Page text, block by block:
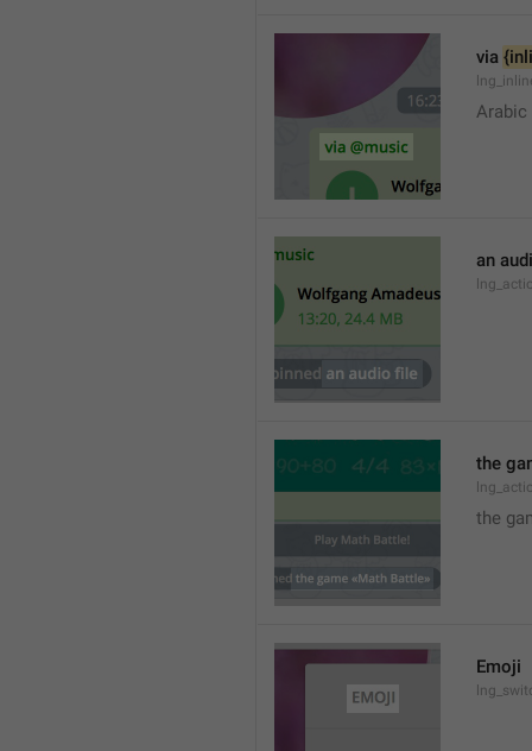
via
Arabic
an
the
the
Emoji